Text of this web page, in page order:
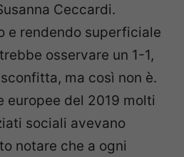
Ceccardi.
e rendendo superficiale
osservare un 1-1,
ma così non è.
europee del 2019 molti
sociali avevano
notare che a ogni